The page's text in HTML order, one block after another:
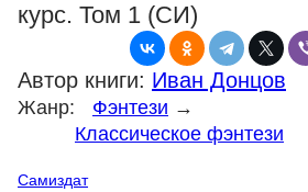
курс. Том 1 (СИ)
Автор книги: Иван Донцов
Жанр: Фэнтези →
Классическое фэнтези
Самиздат